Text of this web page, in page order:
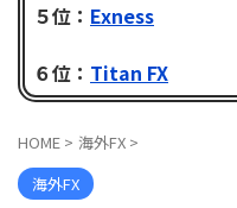
５位： Exness
６位： Titan FX
HOME > 海外FX >
海外FX